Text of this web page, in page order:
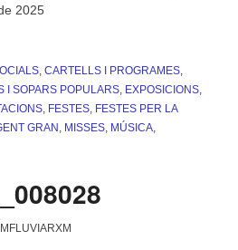
2025
, CARTELLS I PROGRAMES,
I SOPARS POPULARS, EXPOSICIONS,
, FESTES, FESTES PER LA
GRAN , MISSES, MÚSICA,